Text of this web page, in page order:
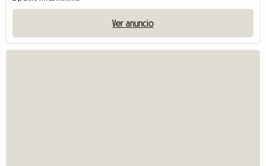
Ver anuncio